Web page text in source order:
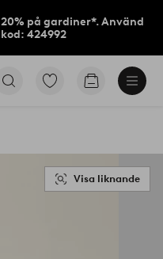
20% på gardiner*. Använd
kod: 424992
Gå
Gå
Visa liknande